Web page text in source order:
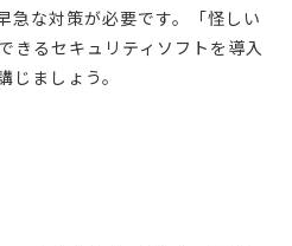
急な対策が必要です。「怪しい
きるセキュリティソフトを導入
ましょう。